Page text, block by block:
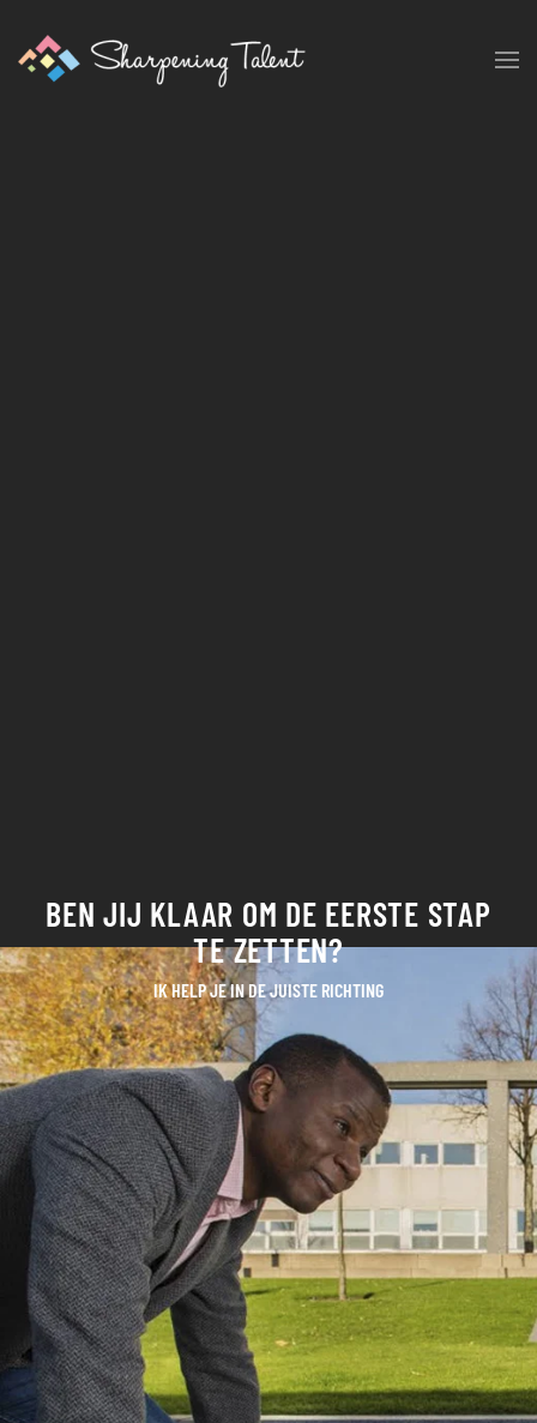
Skip to main content
BEN JIJ KLAAR OM DE EERSTE STAP
TE ZETTEN?
IK HELP JE IN DE JUISTE RICHTING